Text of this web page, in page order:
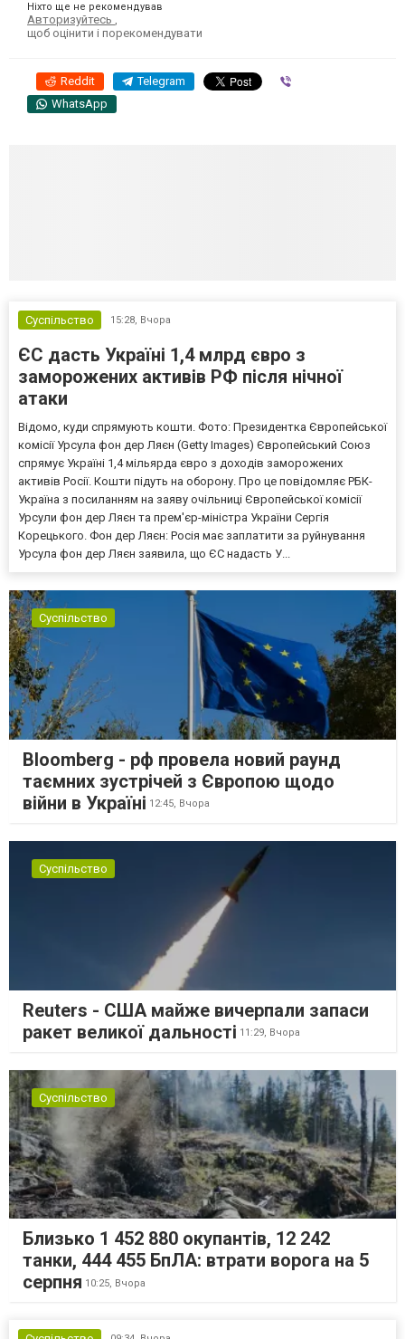
Ніхто ще не рекомендував
Авторизуйтесь ,
щоб оцінити і порекомендувати
Reddit Telegram
WhatsApp
Суспільство 15:28, Вчора
ЄС дасть Україні 1,4 млрд євро з
заморожених активів РФ після нічної
атаки
Відомо, куди спрямують кошти. Фото: Президентка Європейської
комісії Урсула фон дер Ляєн (Getty Images) Європейський Союз
спрямує Україні 1,4 мільярда євро з доходів заморожених
активів Росії. Кошти підуть на оборону. Про це повідомляє РБК-
Україна з посиланням на заяву очільниці Європейської комісії
Урсули фон дер Ляєн та прем'єр-міністра України Сергія
Корецького. Фон дер Ляєн: Росія має заплатити за руйнування
Урсула фон дер Ляєн заявила, що ЄС надасть У...
Суспільство
Bloomberg - рф провела новий раунд
таємних зустрічей з Європою щодо
війни в Україні 12:45, Вчора
Суспільство
Reuters - США майже вичерпали запаси
ракет великої дальності 11:29, Вчора
Суспільство
Близько 1 452 880 окупантів, 12 242
танки, 444 455 БпЛА: втрати ворога на 5
серпня 10:25, Вчора